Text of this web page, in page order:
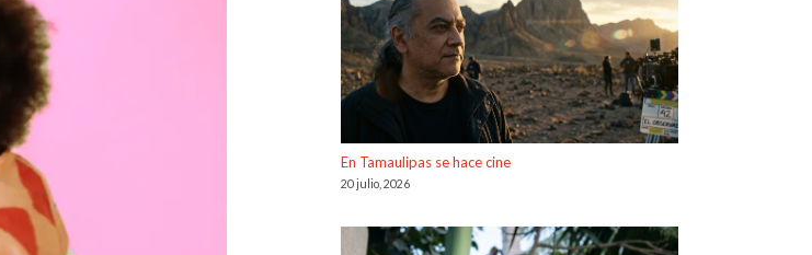
En Tamaulipas se hace cine
20 julio, 2026